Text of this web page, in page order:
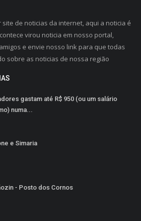
de noticias da internet, aqui a noticia é
virou noticia em nosso portal,
e envie nosso link para que todas
sobre as noticias de nossa região
gastam até R$ 950 (ou um salário
numa...
e Simaria
- Posto dos Cornos